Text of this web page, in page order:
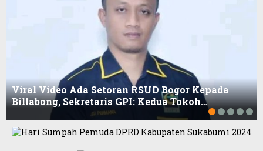
Viral Video Ada Setoran RSUD Bogor Kepada
Billabong, Sekretaris GPI: Kedua Tokoh…